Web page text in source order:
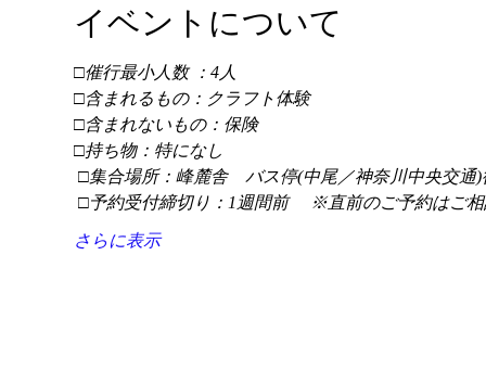
イベントについて
□催行最小人数 ：4人
□含まれるもの：クラフト体験
□含まれないもの：保険
□持ち物：特になし
□集合場所：峰麓舎　バス停(中尾／神奈川中央交通)
□予約受付締切り：1週間前 　※直前のご予約はご
さらに表示